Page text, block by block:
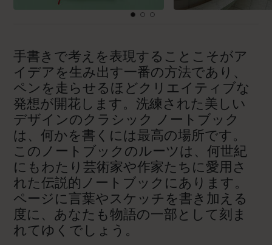
手書きで考えを表現することこそがア
イデアを生み出す一番の方法であり、
ペンを走らせるほどクリエイティブな
発想が開花します。洗練された美しい
デザインのクラシック ノートブック
は、何かを書くには最高の場所です。
このノートブックのルーツは、何世紀
にもわたり芸術家や作家たちに愛用さ
れた伝説的ノートブックにあります。
ページに言葉やスケッチを書き加える
度に、あなたも物語の一部として刻ま
れてゆくでしょう。